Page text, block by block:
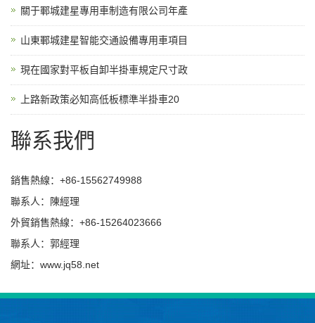
關于鄆城建星專用車制造有限公司年產
山東鄆城建星智能交通設備專用車項目
現在國家對平板自卸半掛車規定尺寸政
上路新政策必知高低板標準半掛車20
聯系我們
銷售熱線：+86-15562749988
聯系人：陳經理
外貿銷售熱線：+86-15264023666
聯系人：郭經理
網址：www.jq58.net